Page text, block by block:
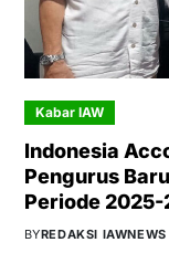
Kabar IAW
Indonesia
Pengurus
Periode
BYREDAKSI IAWNEWS